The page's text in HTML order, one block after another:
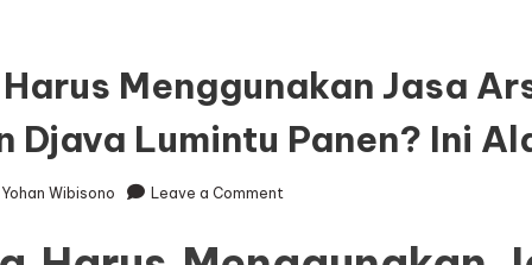
Menggunakan Jasa
Djava Lumintu Panen? Ini
Yohan Wibisono Leave a Comment